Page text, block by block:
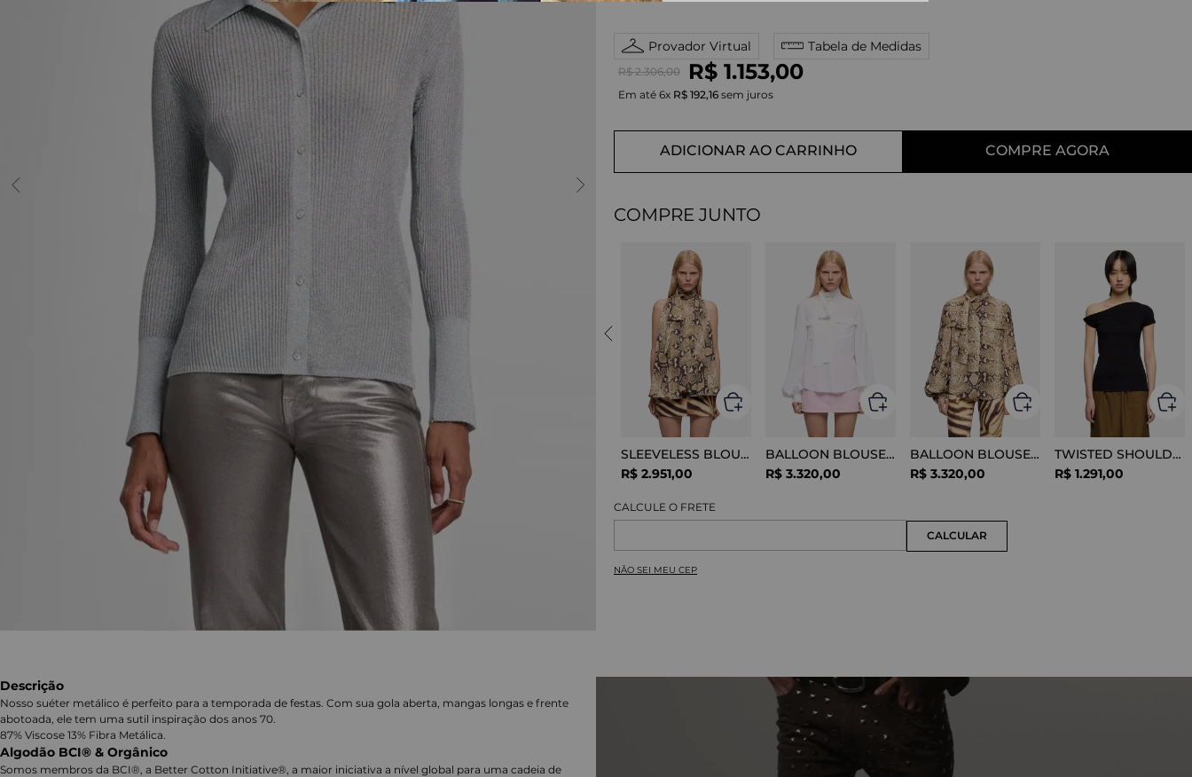
Provador Virtual Tabela de Medidas
R$ 2.306,00 R$ 1.153,00
Em até 6x R$ 192,16 sem juros
ADICIONAR AO CARRINHO COMPRE AGORA
COMPRE JUNTO
SLEEVELESS BLOUSE VISCOSE SNAKE
R$ 2.951,00
BALLOON BLOUSE SILK OPTICAL WHITE
R$ 3.320,00
BALLOON BLOUSE VISCOSE SNAKE
R$ 3.320,00
TWISTED SHOULDER TEE LYOCELL BLACK
R$ 1.291,00
NÃO SEI MEU CEP
Descrição
Nosso suéter metálico é perfeito para a temporada de festas. Com sua gola aberta, mangas longas e frente
abotoada, ele tem uma sutil inspiração dos anos 70.
87% Viscose 13% Fibra Metálica.
Algodão BCI® & Orgânico
Somos membros da BCI®, a Better Cotton Initiative®, a maior iniciativa a nível global para uma cadeia de